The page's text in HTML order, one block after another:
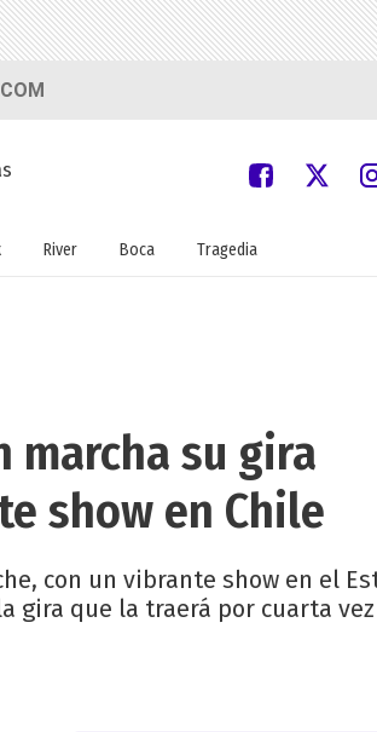
River Boca Tragedia
marcha su gira
show en Chile
con un vibrante show en el
gira que la traerá por cuarta